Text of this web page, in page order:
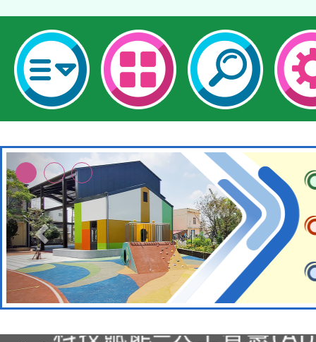
本館辦理115年度閱讀
暨閱讀推動專業研習